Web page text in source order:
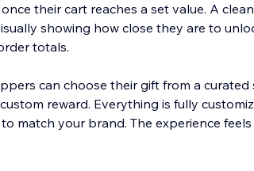
their cart reaches a set value. A
showing how close they are to
totals.
can choose their gift from a
reward. Everything is fully
match your brand. The experience